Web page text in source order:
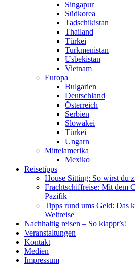
Singapur
Südkorea
Tadschikistan
Thailand
Türkei
Turkmenistan
Usbekistan
Vietnam
Europa
Bulgarien
Deutschland
Österreich
Serbien
Slowakei
Türkei
Ungarn
Mittelamerika
Mexiko
Reisetipps
House Sitting: So wirst du
Frachtschiffreise: Mit dem
Pazifik
Tipps rund ums Geld: Das
Weltreise
Nachhaltig reisen – So klappt’s!
Veranstaltungen
Kontakt
Medien
Impressum